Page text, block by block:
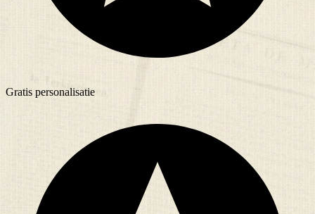
Gratis personalisatie